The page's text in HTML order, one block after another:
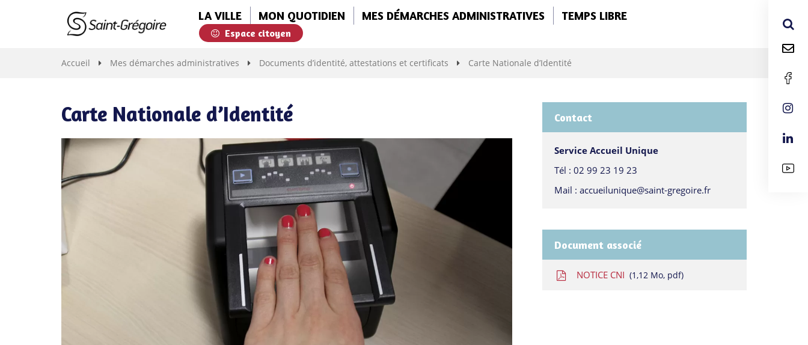
Grégoire
LA VILLE MON QUOTIDIEN MES DÉMARCHES ADMINISTRATIVES TEMPS LIBRE
Espace citoyen
Accueil Mes démarches administratives Documents d’identité, attestations et certificats Carte Nationale d’Identité
Carte Nationale d’Identité Contact
Service Accueil Unique
Tél : 02 99 23 19 23
Mail : accueilunique@saint-gregoire.fr
Document associé
NOTICE CNI 1,12 Mo, pdf